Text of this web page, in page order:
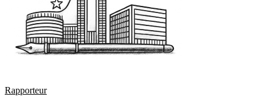
Rapporteur